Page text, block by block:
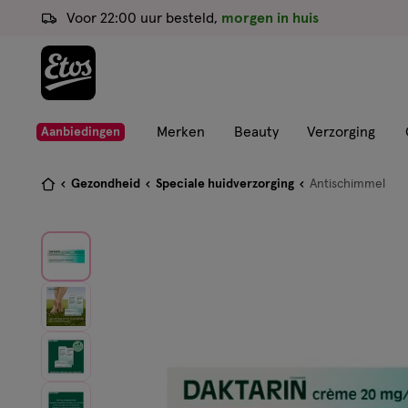
ga
de
hoofd
ga
de
naar
footer
Voor 22:00 uur besteld, morgen in huis
Aanbiedingen Merken Beauty Verzorging
Je
hier:
Gezondheid Speciale huidverzorging Antischimmel